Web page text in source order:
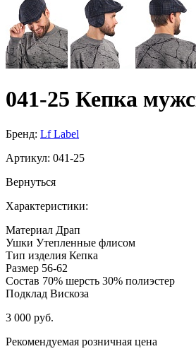
041-25 Кепка
Бренд: Lf Label
Артикул: 041-25
Вернуться
Характеристики:
Материал Драп
Ушки Утепленные флисом
Тип изделия Кепка
Размер 56-62
Состав 70% шерсть 30% полиэстер
Подклад Вискоза
3 000 руб.
Рекомендуемая розничная цена